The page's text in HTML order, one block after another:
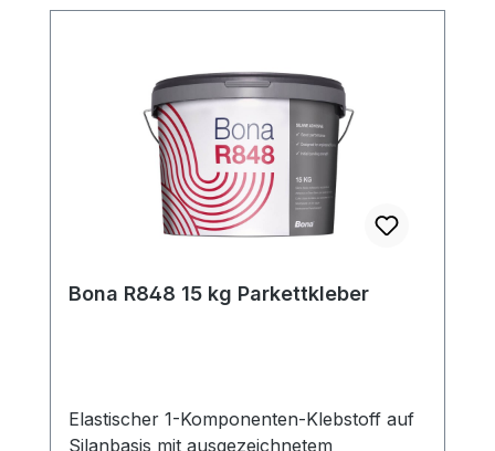
Bona R848 15 kg Parkettkleber
Elastischer 1-Komponenten-Klebstoff auf
Silanbasis mit ausgezeichnetem